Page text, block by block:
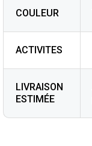
COULEUR
ACTIVITES
LIVRAISON
ESTIMÉE